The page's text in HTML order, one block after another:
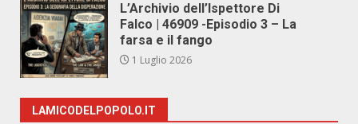
L’Archivio dell’Ispettore Di
Falco | 46909 -Episodio 3 – La
farsa e il fango
1 Luglio 2026
LAMICODELPOPOLO.IT